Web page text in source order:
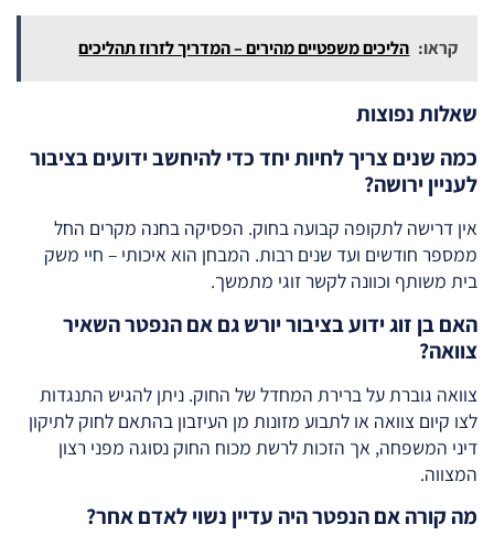
קראו: הליכים משפטיים מהירים – המדריך לזרוז תהליכים
שאלות נפוצות
כמה שנים צריך לחיות יחד כדי להיחשב ידועים בציבור
לעניין ירושה?
אין דרישה לתקופה קבועה בחוק. הפסיקה בחנה מקרים החל
ממספר חודשים ועד שנים רבות. המבחן הוא איכותי – חיי משק
בית משותף וכוונה לקשר זוגי מתמשך.
האם בן זוג ידוע בציבור יורש גם אם הנפטר השאיר
צוואה?
צוואה גוברת על ברירת המחדל של החוק. ניתן להגיש התנגדות
לצו קיום צוואה או לתבוע מזונות מן העיזבון בהתאם לחוק לתיקון
דיני המשפחה, אך הזכות לרשת מכוח החוק נסוגה מפני רצון
המצווה.
מה קורה אם הנפטר היה עדיין נשוי לאדם אחר?